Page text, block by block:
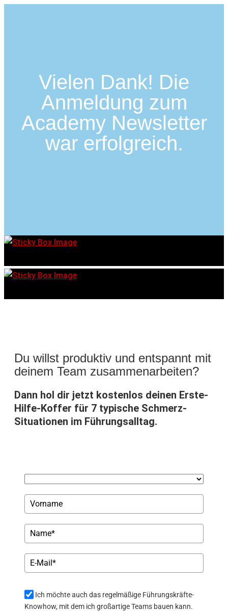
Vielen Dank! Die
Anmeldung zum
Academy Newsletter
war erfolgreich.
Du willst produktiv und entspannt mit
deinem Team zusammenarbeiten?
Dann hol dir jetzt kostenlos deinen Erste-
Hilfe-Koffer für 7 typische Schmerz-
Situationen im Führungsalltag.
Ich möchte auch das regelmäßige Führungskräfte-
Knowhow, mit dem ich großartige Teams bauen kann.